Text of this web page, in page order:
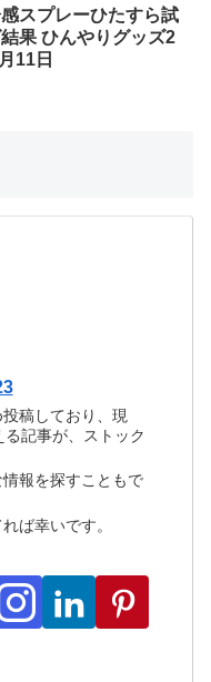
感スプレーひたすら試
果 ひんやりグッズ2
11日
稿しており、現
記事が、ストック
報を探すこともで
ば幸いです。